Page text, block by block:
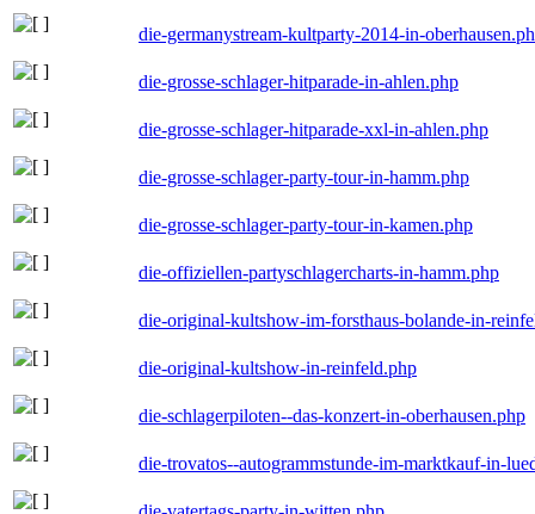
die-germanystream-kultparty-2014-in-
die-grosse-schlager-hitparade-in-ahlen.php
die-grosse-schlager-hitparade-xxl-in-ahlen.php
die-grosse-schlager-party-tour-in-hamm.php
die-grosse-schlager-party-tour-in-kamen.php
die-offiziellen-partyschlagercharts-in-hamm.php
die-original-kultshow-im-forsthaus-bolande-in-
die-original-kultshow-in-reinfeld.php
die-schlagerpiloten--das-konzert-in-oberhausen.php
die-trovatos--autogrammstunde-im-marktkauf-in-